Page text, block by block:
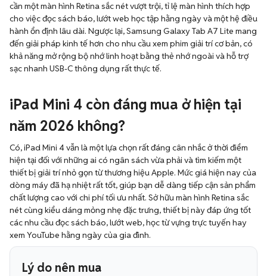
cần một màn hình Retina sắc nét vượt trội, tỉ lệ màn hình thích hợp
cho việc đọc sách báo, lướt web học tập hằng ngày và một hệ điều
hành ổn định lâu dài. Ngược lại, Samsung Galaxy Tab A7 Lite mang
đến giải pháp kinh tế hơn cho nhu cầu xem phim giải trí cơ bản, có
khả năng mở rộng bộ nhớ linh hoạt bằng thẻ nhớ ngoài và hỗ trợ
sạc nhanh USB-C thông dụng rất thực tế.
iPad Mini 4 còn đáng mua ở hiện tại
năm 2026 không?
Có, iPad Mini 4 vẫn là một lựa chọn rất đáng cân nhắc ở thời điểm
hiện tại đối với những ai có ngân sách vừa phải và tìm kiếm một
thiết bị giải trí nhỏ gọn từ thương hiệu Apple. Mức giá hiện nay của
dòng máy đã hạ nhiệt rất tốt, giúp bạn dễ dàng tiếp cận sản phẩm
chất lượng cao với chi phí tối ưu nhất. Sở hữu màn hình Retina sắc
nét cùng kiểu dáng mỏng nhẹ đặc trưng, thiết bị này đáp ứng tốt
các nhu cầu đọc sách báo, lướt web, học từ vựng trực tuyến hay
xem YouTube hằng ngày của gia đình.
Lý do nên mua